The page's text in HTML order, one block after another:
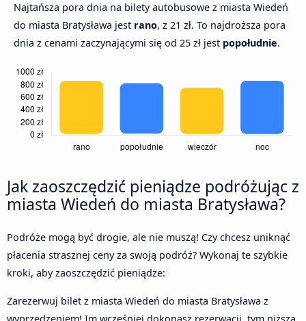
Najtańsza pora dnia na bilety autobusowe z miasta Wiedeń
do miasta Bratysława jest rano, z 21 zł. To najdroższa pora
dnia z cenami zaczynającymi się od 25 zł jest popołudnie.
Jak zaoszczędzić pieniądze podróżując z
miasta Wiedeń do miasta Bratysława?
Podróże mogą być drogie, ale nie muszą! Czy chcesz uniknąć
płacenia strasznej ceny za swoją podróż? Wykonaj te szybkie
kroki, aby zaoszczędzić pieniądze:
Zarezerwuj bilet z miasta Wiedeń do miasta Bratysława z